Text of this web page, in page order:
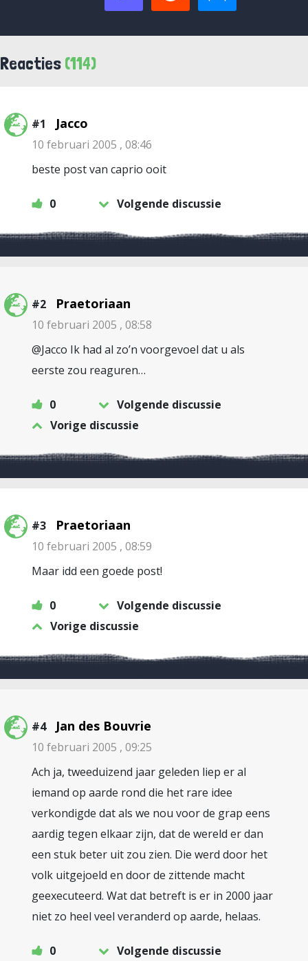
Reacties (114)
#1 Jacco
10 februari 2005 , 08:46
beste post van caprio ooit
0 Volgende discussie
#2 Praetoriaan
10 februari 2005 , 08:58
@Jacco Ik had al zo’n voorgevoel dat u als
eerste zou reaguren…
0
Volgende discussie
Vorige discussie
#3 Praetoriaan
10 februari 2005 , 08:59
Maar idd een goede post!
0
Volgende discussie
Vorige discussie
#4 Jan des Bouvrie
10 februari 2005 , 09:25
Ach ja, tweeduizend jaar geleden liep er al
iemand op aarde rond die het rare idee
verkondigde dat als we nou voor de grap eens
aardig tegen elkaar zijn, dat de wereld er dan
een stuk beter uit zou zien. Die werd door het
volk uitgejoeld en door de zittende macht
geexecuteerd. Wat dat betreft is er in 2000 jaar
niet zo heel veel veranderd op aarde, helaas.
0 Volgende discussie